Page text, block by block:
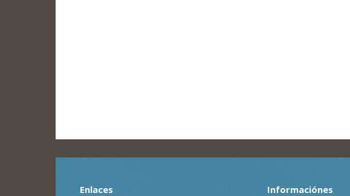
Enlaces Informaciónes